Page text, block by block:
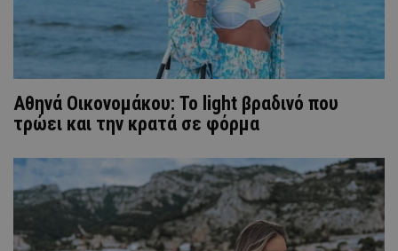
Αθηνά Οικονομάκου: Το light βραδινό που
τρώει και την κρατά σε φόρμα